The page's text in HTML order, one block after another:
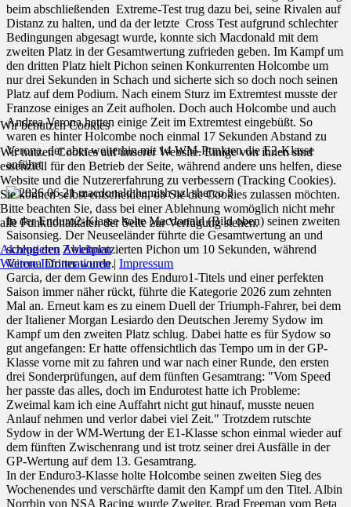
beim abschließenden Extreme-Test trug dazu bei, seine Rivalen auf
Distanz zu halten, und da der letzte Cross Test aufgrund schlechter
Bedingungen abgesagt wurde, konnte sich Macdonald mit dem
zweiten Platz in der Gesamtwertung zufrieden geben. Im Kampf um
den dritten Platz hielt Pichon seinen Konkurrenten Holcombe um
nur drei Sekunden in Schach und sicherte sich so doch noch seinen
Platz auf dem Podium. Nach einem Sturz im Extremtest musste der
Franzose einiges an Zeit aufholen. Doch auch Holcombe und auch
Andrea Verona hatten einige Zeit im Extremtest eingebüßt. So
waren es hinter Holcombe noch einmal 17 Sekunden Abstand zu
Verona, der aber weiterhin mit 14 WM-Punkten die E2-Klasse
anführt
In der Enduro2-Klasse holte Macdonald (Bild oben) seinen zweiten
Saisonsieg. Der Neuseeländer führte die Gesamtwertung an und
schlug den Zweitplatzierten Pichon um 10 Sekunden, während
Verona Dritter wurde.
Garcia, der dem Gewinn des Enduro1-Titels und einer perfekten
Saison immer näher rückt, führte die Kategorie 2026 zum zehnten
Mal an. Erneut kam es zu einem Duell der Triumph-Fahrer, bei dem
der Italiener Morgan Lesiardo den Deutschen Jeremy Sydow im
Kampf um den zweiten Platz schlug. Dabei hatte es für Sydow so
gut angefangen: Er hatte offensichtlich das Tempo um in der GP-
Klasse vorne mit zu fahren und war nach einer Runde, den ersten
drei Sonderprüfungen, auf dem fünften Gesamtrang: "Vom Speed
her passte das alles, doch im Endurotest hatte ich Probleme:
Zweimal kam ich eine Auffahrt nicht gut hinauf, musste neuen
Anlauf nehmen und verlor dabei viel Zeit." Trotzdem rutschte
Sydow in der WM-Wertung der E1-Klasse schon einmal wieder auf
dem fünften Zwischenrang und ist trotz seiner drei Ausfälle in der
GP-Wertung auf dem 13. Gesamtrang.
In der Enduro3-Klasse holte Holcombe seinen zweiten Sieg des
Wochenendes und verschärfte damit den Kampf um den Titel. Albin
Norrbin von NSA Racing wurde Zweiter, Brad Freeman vom Beta
Wir benutzen Cookies
Wir nutzen Cookies auf unserer Website. Einige von ihnen sind
essenziell für den Betrieb der Seite, während andere uns helfen, diese
Website und die Nutzererfahrung zu verbessern (Tracking Cookies).
Sie können selbst entscheiden, ob Sie die Cookies zulassen möchten.
Bitte beachten Sie, dass bei einer Ablehnung womöglich nicht mehr
alle Funktionalitäten der Seite zur Verfügung stehen.
Akzeptieren Ablehnen
Weitere Informationen| Impressum